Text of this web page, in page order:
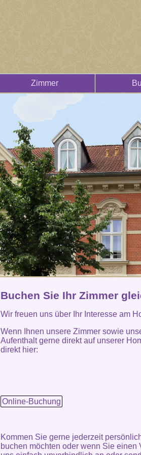
Zimmer
Buchen Sie Ihr Zimmer
Wir freuen uns über Ihr Interesse am
Wenn Ihnen unsere Zimmer sowie
Aufenthalt gerne direkt auf unserer
direkt hier:
Online-Buchung
Kommen Sie gerne jederzeit
buchen möchten oder wenn Sie